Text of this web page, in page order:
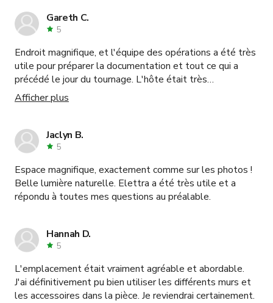
ici à nouveau.
Gareth C.
5
Endroit magnifique, et l'équipe des opérations a été très
utile pour préparer la documentation et tout ce qui a
précédé le jour du tournage. L'hôte était très
communicatif et réactif, et le responsable sur place était
très serviable et sympathique. Je recommande vivement
Afficher plus
Jaclyn B.
5
Espace magnifique, exactement comme sur les photos !
Belle lumière naturelle. Elettra a été très utile et a
répondu à toutes mes questions au préalable.
Hannah D.
5
L'emplacement était vraiment agréable et abordable.
J'ai définitivement pu bien utiliser les différents murs et
les accessoires dans la pièce. Je reviendrai certainement.